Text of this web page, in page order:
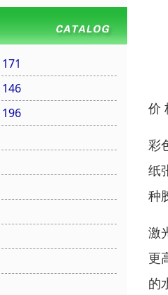
171
146
196
价
彩
纸
种
激
更
的